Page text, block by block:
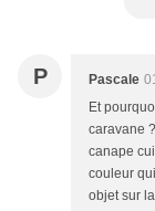
P Pascale
Et
caravane
canape
couleur
objet sur